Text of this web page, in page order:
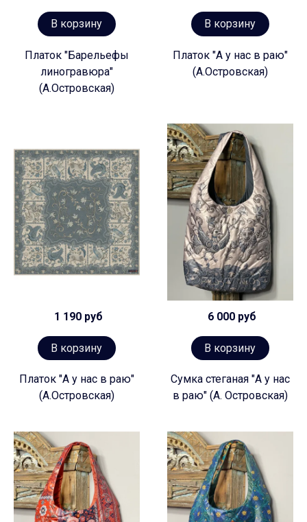
В корзину
Платок "Барельефы
линогравюра"
(А.Островская)
В корзину
Платок "А у нас в раю"
(А.Островская)
1 190 руб
В корзину
Платок "А у нас в раю"
(А.Островская)
6 000 руб
В корзину
Сумка стеганая "А у нас
в раю" (А. Островская)